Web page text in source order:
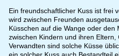
Ein freundschaftlicher Kuss ist frei
wird zwischen Freunden
Küsschen auf die Wange oder den
zwischen Kindern und ihren
Verwandten sind solche Küsse